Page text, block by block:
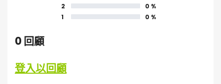
2
0 %
1
0 %
0 回顧
登入以回顧